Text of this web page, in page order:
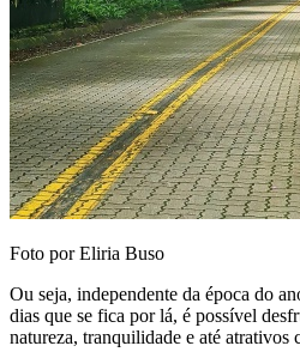
Foto por Eliria Buso
Ou seja, independente da época do
dias que se fica por lá, é possível
natureza, tranquilidade e até atrativos